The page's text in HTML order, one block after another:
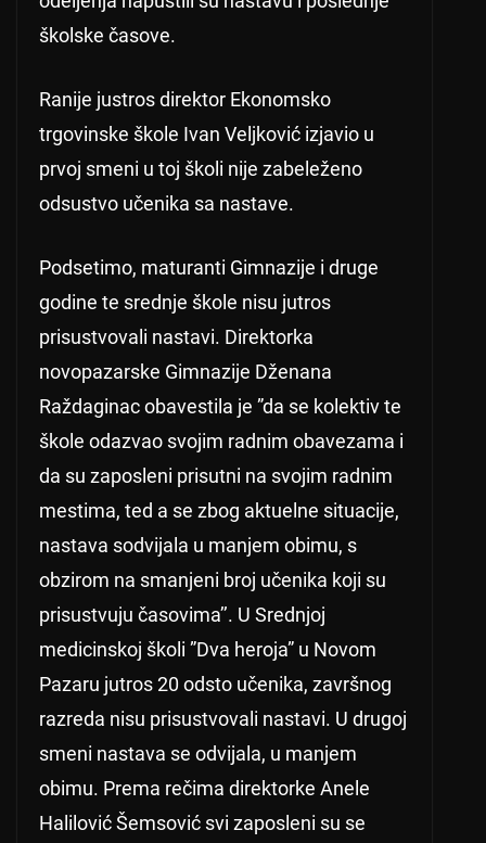
školske časove.
Ranije justros direktor Ekonomsko
trgovinske škole Ivan Veljković izjavio u
prvoj smeni u toj školi nije zabeleženo
odsustvo učenika sa nastave.
Podsetimo, maturanti Gimnazije i druge
godine te srednje škole nisu jutros
prisustvovali nastavi. Direktorka
novopazarske Gimnazije Dženana
Raždaginac obavestila je ”da se kolektiv te
škole odazvao svojim radnim obavezama i
da su zaposleni prisutni na svojim radnim
mestima, ted a se zbog aktuelne situacije,
nastava sodvijala u manjem obimu, s
obzirom na smanjeni broj učenika koji su
prisustvuju časovima’’. U Srednjoj
medicinskoj školi ”Dva heroja” u Novom
Pazaru jutros 20 odsto učenika, završnog
razreda nisu prisustvovali nastavi. U drugoj
smeni nastava se odvijala, u manjem
obimu. Prema rečima direktorke Anele
Halilović Šemsović svi zaposleni su se